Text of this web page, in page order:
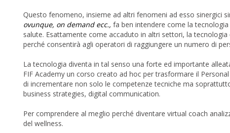
Questo fenomeno, insieme ad altri fenomeni ad esso sinergici
ovunque, on demand ecc., fa ben intendere come la
salute. Esattamente come accaduto in altri settori, la
perché consentirà agli operatori di raggiungere un numero di
La tecnologia diventa in tal senso una forte ed importante
FIF Academy un corso creato ad hoc per trasformare il
di incrementare non solo le competenze tecniche ma
business strategies, digital communication.
Per comprendere al meglio perché diventare virtual coach
del wellness.